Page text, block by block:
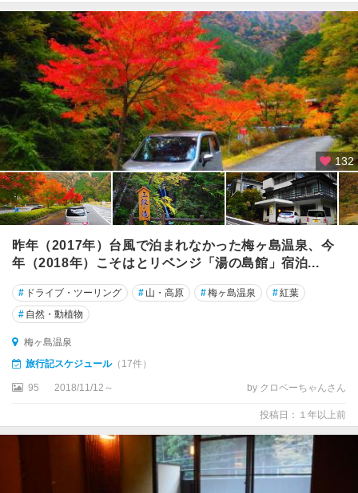
132
昨年（2017年）台風で泊まれなかった梅ヶ島温泉、今
年（2018年）こそはとリベンジ「湯の島館」宿泊...
# ドライブ・ツーリング # 山・高原 #梅ヶ島温泉 #紅葉
# 自然・動植物
梅ヶ島温泉
旅行記スケジュール（17件）
95 2018/11/12～ by クロベーちゃんさん
投稿日：１年以上前